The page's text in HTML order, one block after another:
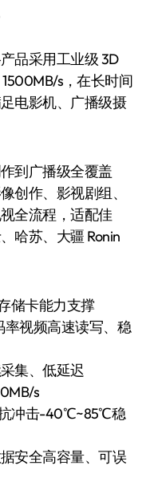
品采用工业级 3D
s，在长时间
电影机、广播级摄
到广播级全覆盖
创作、影视剧组、
全流程，适配佳
哈苏、大疆 Ronin
储卡能力支撑
率视频高速读写、稳
集、低延迟
s
抗冲击-40℃~85℃稳
安全高容量、可误